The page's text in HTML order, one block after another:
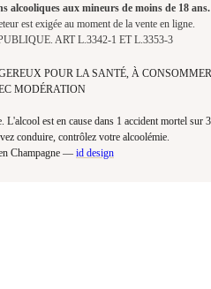
alcooliques aux mineurs de moins de 18 ans.
est exigée au moment de la vente en ligne.
ART L.3342-1 ET L.3353-3
POUR LA SANTÉ, À CONSOMMER
MODÉRATION
L'alcool est en cause dans 1 accident mortel sur
conduire, contrôlez votre alcoolémie.​
Champagne — id design